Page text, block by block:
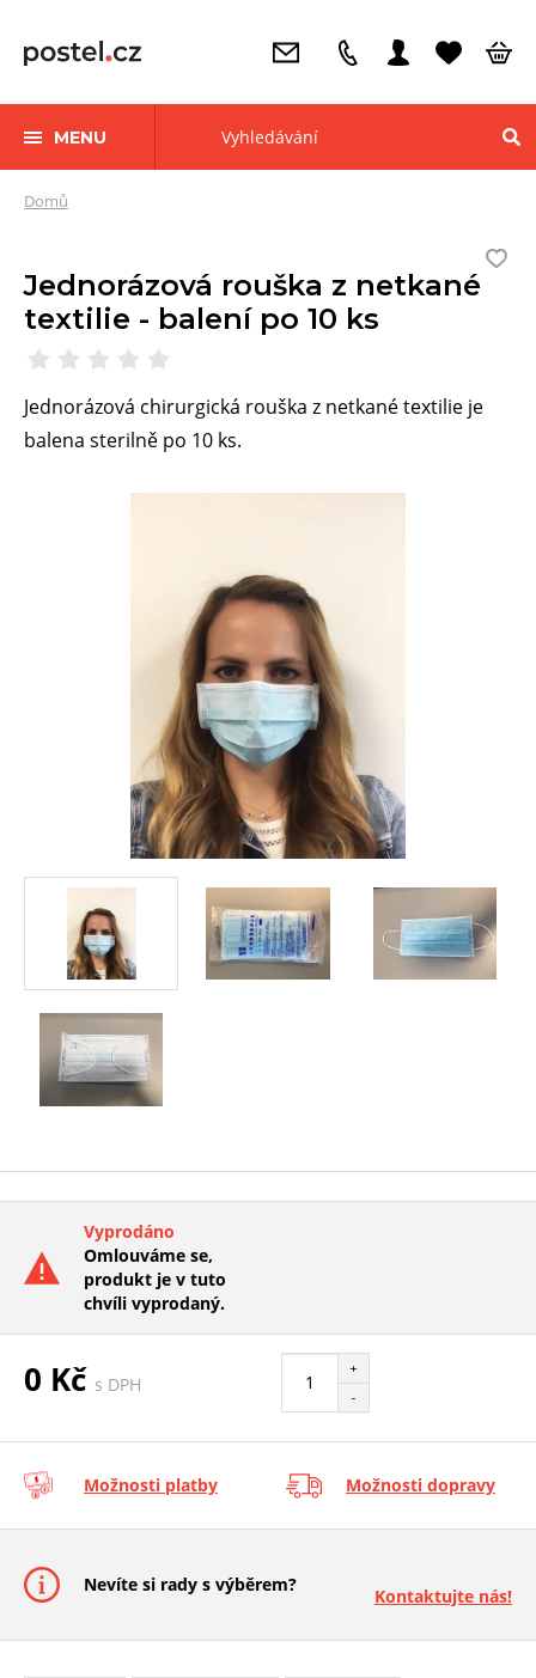
MENU
ZdeDomů
Jednorázová rouška z netkané
textilie - balení po 10 ks
Jednorázová chirurgická rouška z netkané textilie je
balena sterilně po 10 ks.
Vyprodáno
Omlouváme se,
produkt je v tuto
chvíli vyprodaný.
0 Kč s DPH
+
-
Možnosti platby Možnosti dopravy
Nevíte si rady s výběrem?
Kontaktujte nás!